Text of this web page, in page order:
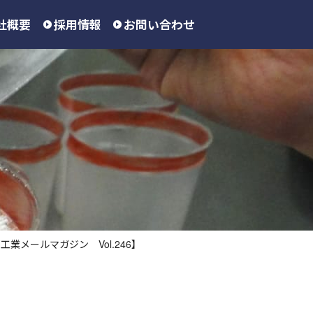
概要 採用情報 お問い合わせ
業メールマガジン Vol.246】